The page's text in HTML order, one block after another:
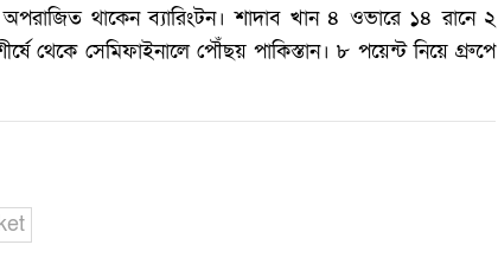
থাকেন ব্যারিংটন। শাদাব খান ৪ ওভারে ১৪ রানে ২
থেকে সেমিফাইনালে পৌঁছয় পাকিস্তান। ৮ পয়েন্ট নিয়ে গ্রুপে